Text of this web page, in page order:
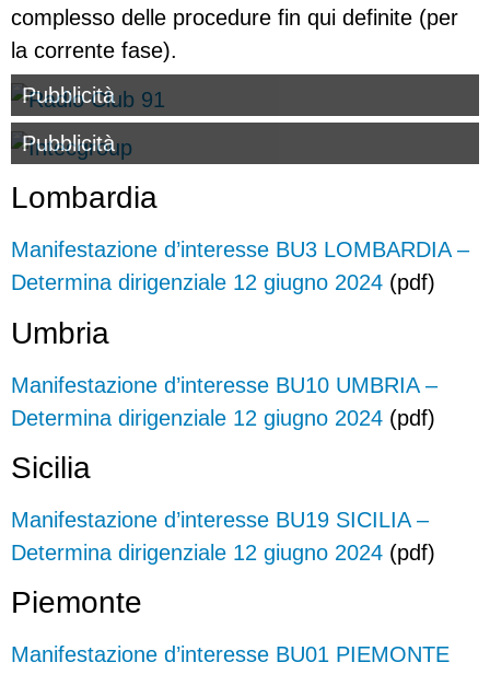
complesso delle procedure fin qui definite (per
la corrente fase).
Pubblicità
Pubblicità
Lombardia
Manifestazione d’interesse BU3 LOMBARDIA –
Determina dirigenziale 12 giugno 2024 (pdf)
Umbria
Manifestazione d’interesse BU10 UMBRIA –
Determina dirigenziale 12 giugno 2024 (pdf)
Sicilia
Manifestazione d’interesse BU19 SICILIA –
Determina dirigenziale 12 giugno 2024 (pdf)
Piemonte
Manifestazione d’interesse BU01 PIEMONTE